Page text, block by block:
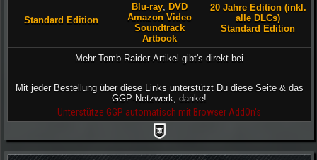
Standard Edition
Blu-ray DVD
Amazon Video
Soundtrack
Artbook
20 Jahre Edition (inkl.
alle DLCs)
Standard Edition
Mehr Tomb Raider-Artikel gibt's direkt bei
Mit jeder Bestellung über diese Links unterstützt Du diese Seite & das
GGP-Netzwerk, danke!
Unterstütze GGP automatisch mit Browser AddOn's